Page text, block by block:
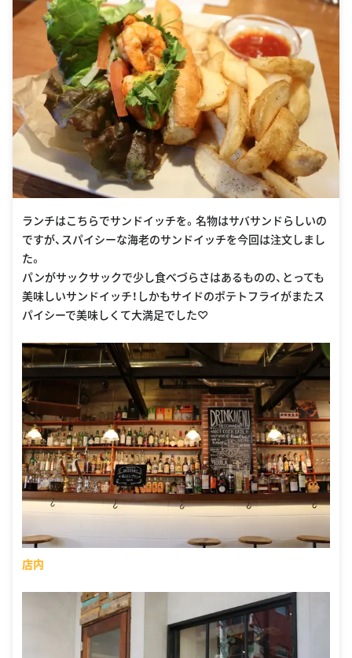
ランチはこちらでサンドイッチを。名物はサバサンドらしいの
ですが、スパイシーな海老のサンドイッチを今回は注文しまし
た。
パンがサックサックで少し食べづらさはあるものの、とっても
美味しいサンドイッチ！しかもサイドのポテトフライがまたス
パイシーで美味しくて大満足でした♡
店内